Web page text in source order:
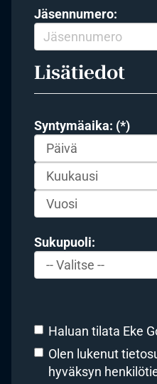
Jäsennumero:
Lisätiedot
Syntymäaika: (*)
Sukupuoli:
Haluan tilata Eke
Olen lukenut
hyväksyn